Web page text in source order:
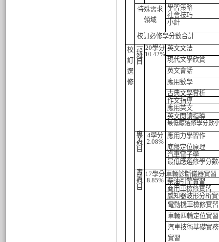
特殊需求
領域
學習策略
社會技巧
小計
校訂必修學分數合計
校
訂
選
修
一
般
科
目
20學分
10.42%
英文文法
現代文學欣賞
英文會話
應用數學
古典文學賞析
作文指導
應用英文
英文閱讀指導
最低應選修學分數
專
業
科
目
4學分
2.08%
應用力學習作
底盤定位原理
汽車電子學
最低應選修學分
實
習
科
目
17學分
8.85%
車輛診斷儀器實習
柴油引擎實習
商用車檢修實習
感知器波形分析
電動機車檢修實習
車輛四輪定位實習
汽車技術基礎實
實習